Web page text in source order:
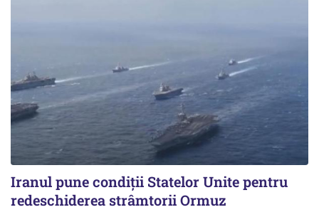
Iranul pune condiții Statelor Unite pentru
redeschiderea strâmtorii Ormuz